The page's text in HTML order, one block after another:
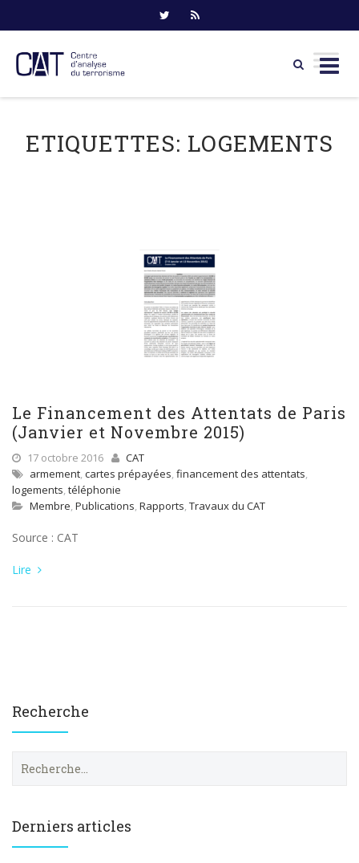
content
ETIQUETTES: LOGEMENTS
Le Financement des Attentats de Paris
(Janvier et Novembre 2015)
17 octobre 2016
CAT
armement, cartes prépayées, financement des attentats,
logements, téléphonie
Membre, Publications, Rapports, Travaux du CAT
Source : CAT
Lire
Recherche
e
Derniers articles